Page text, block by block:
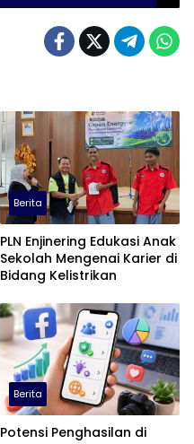
Berita
PLN Enjinering Edukasi Anak
Sekolah Mengenai Karier di
Bidang Kelistrikan
Berita
Potensi Penghasilan di